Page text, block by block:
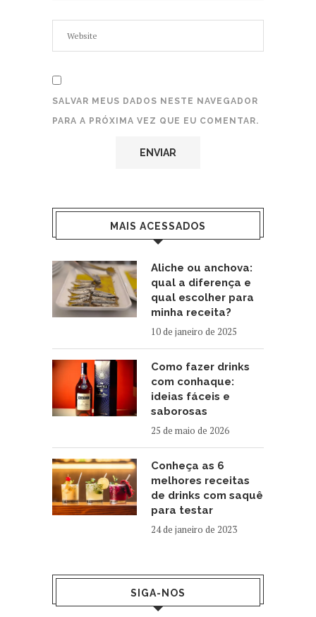
SALVAR MEUS DADOS NESTE NAVEGADOR
PARA A PRÓXIMA VEZ QUE EU COMENTAR.
MAIS ACESSADOS
Aliche ou anchova:
qual a diferença e
qual escolher para
minha receita?
10 de janeiro de 2025
Como fazer drinks
com conhaque:
ideias fáceis e
saborosas
25 de maio de 2026
Conheça as 6
melhores receitas
de drinks com saquê
para testar
24 de janeiro de 2023
SIGA-NOS